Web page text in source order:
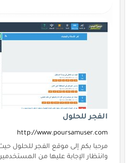
الفجر للحلول
http://www.poursamuser.com
مرحبا بكم إلى موقع الفجر للحلول
وانتظار الإجابة عليها من